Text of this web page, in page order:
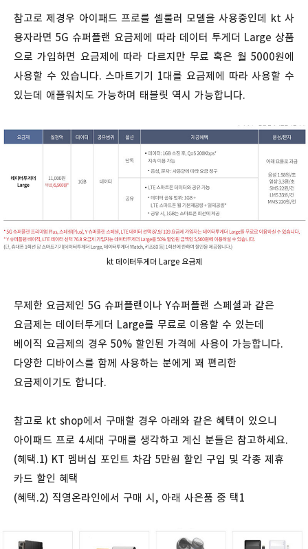
참고로 제경우 아이패드 프로를 셀룰러 모델을 사용중인데 kt 사
용자라면 5G 슈퍼플랜 요금제에 따라 데이터 투게더 Large 상품
으로 가입하면 요금제에 따라 다르지만 무료 혹은 월 5000원에
사용할 수 있습니다. 스마트기기 1대를 요금제에 따라 사용할 수
있는데 애플워치도 가능하며 태블릿 역시 가능합니다.
kt 데이터투게더 Large 요금제
무제한 요금제인 5G 슈퍼플랜이나 Y슈퍼플랜 스페셜과 같은
요금제는 데이터투게더 Large를 무료로 이용할 수 있는데
베이직 요금제의 경우 50% 할인된 가격에 사용이 가능합니다.
다양한 디바이스를 함께 사용하는 분에게 꽤 편리한
요금제이기도 합니다.
참고로 kt shop에서 구매할 경우 아래와 같은 혜택이 있으니
아이패드 프로 4세대 구매를 생각하고 계신 분들은 참고하세요.
(혜택.1) KT 멤버십 포인트 차감 5만원 할인 구입 및 각종 제휴
카드 할인 혜택
(혜택.2) 직영온라인에서 구매 시, 아래 사은품 중 택1